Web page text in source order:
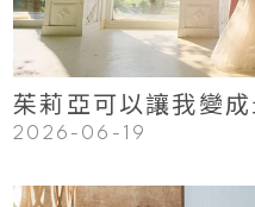
茱莉亞可以讓我變
2026-06-19